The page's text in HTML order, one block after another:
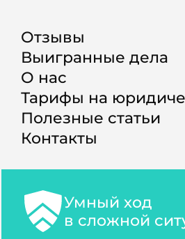
Отзывы
Выигранные дела
О нас
Тарифы на
Полезные статьи
Контакты
Умный ход
в сложной